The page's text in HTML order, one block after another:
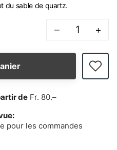
du sable de quartz.
– +
de Fr. 80.–
pour les commandes